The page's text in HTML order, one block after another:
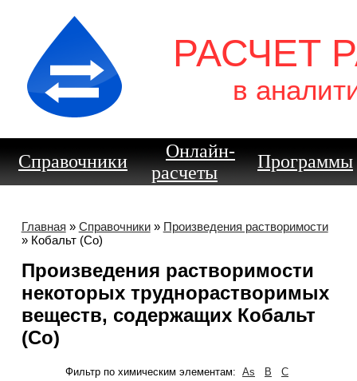
РАСЧЕТ
в
Справочники
Онлайн-
расчеты
Программы
Главная » Справочники» Произведения растворимости
» Кобальт (Co)
Произведения растворимости
некоторых труднорастворимых
веществ, содержащих Кобальт
(Co)
Фильтр по химическим элементам: As B
C